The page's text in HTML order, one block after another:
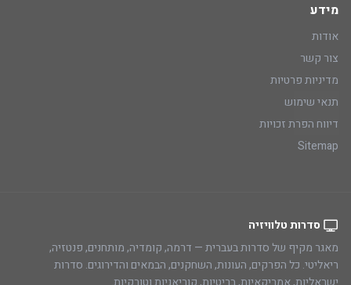
מידע
אודות
צור קשר
מדיניות פרטיות
תנאי שימוש
דיווח הפרת זכויות
Sitemap
סדרות טלוויזיה
מאגר מקיף של סדרות בעברית — דרמה, קומדיה, מותחנים, פנטזיה,
ריאליטי. כל הפרקים, העונות, השחקנים, הבמאים והדירוגים. סדרות